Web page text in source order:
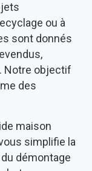
ou à
sont donnés
Notre objectif
des
maison
simplifie la
démontage